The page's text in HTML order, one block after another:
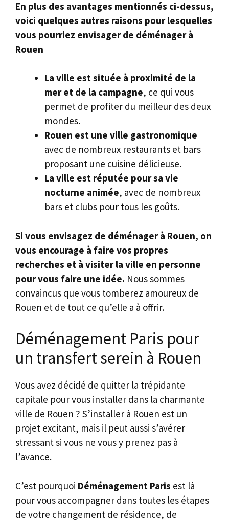
En plus des avantages mentionnés ci-dessus,
voici quelques autres raisons pour lesquelles
vous pourriez envisager de déménager à
Rouen
La ville est située à proximité de la
mer et de la campagne, ce qui vous
permet de profiter du meilleur des deux
mondes.
Rouen est une ville gastronomique
avec de nombreux restaurants et bars
proposant une cuisine délicieuse.
La ville est réputée pour sa vie
nocturne animée, avec de nombreux
bars et clubs pour tous les goûts.
Si vous envisagez de déménager à Rouen, on
vous encourage à faire vos propres
recherches et à visiter la ville en personne
pour vous faire une idée. Nous sommes
convaincus que vous tomberez amoureux de
Rouen et de tout ce qu’elle a à offrir.
Déménagement Paris pour
un transfert serein à Rouen
Vous avez décidé de quitter la trépidante
capitale pour vous installer dans la charmante
ville de Rouen ? S’installer à Rouen est un
projet excitant, mais il peut aussi s’avérer
stressant si vous ne vous y prenez pas à
l’avance.
C’est pourquoi Déménagement Paris est là
pour vous accompagner dans toutes les étapes
de votre changement de résidence, de